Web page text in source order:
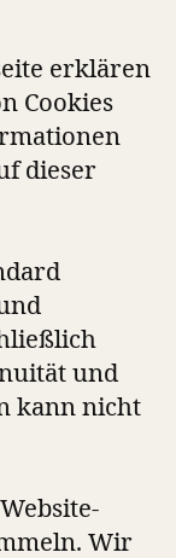
erklären
Cookies
dieser
und
kann nicht
Wir